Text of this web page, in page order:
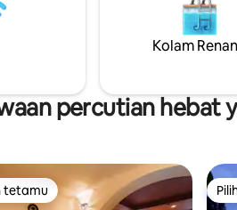
Kolam
percutian hebat
tetamu
tetamu